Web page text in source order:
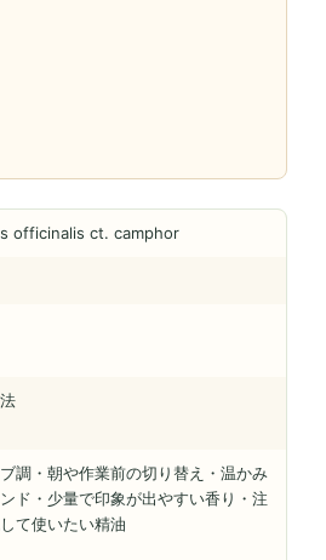
officinalis ct. camphor
調・朝や作業前の切り替え・温かみ
ド・少量で印象が出やすい香り・注
て使いたい精油